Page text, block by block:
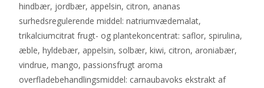
hindbær, jordbær, appelsin, citron, ananas
surhedsregulerende middel: natriumvædemalat,
trikalciumcitrat frugt- og plantekoncentrat: saflor, spirulina,
æble, hyldebær, appelsin, solbær, kiwi, citron, aroniabær,
vindrue, mango, passionsfrugt aroma
overfladebehandlingsmiddel: carnaubavoks ekstrakt af